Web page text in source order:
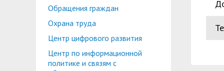
Вопросы ректору
Обращения граждан
Охрана труда
Центр цифрового развития
Центр по информационной
политике и связям с